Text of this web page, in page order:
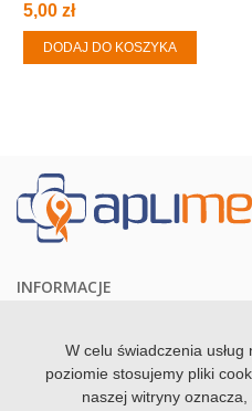
5,00 zł
DODAJ DO KOSZYKA
INFORMACJE
KONTAKTW celu świadczenia usług
poziomie stosujemy pliki
naszej witryny